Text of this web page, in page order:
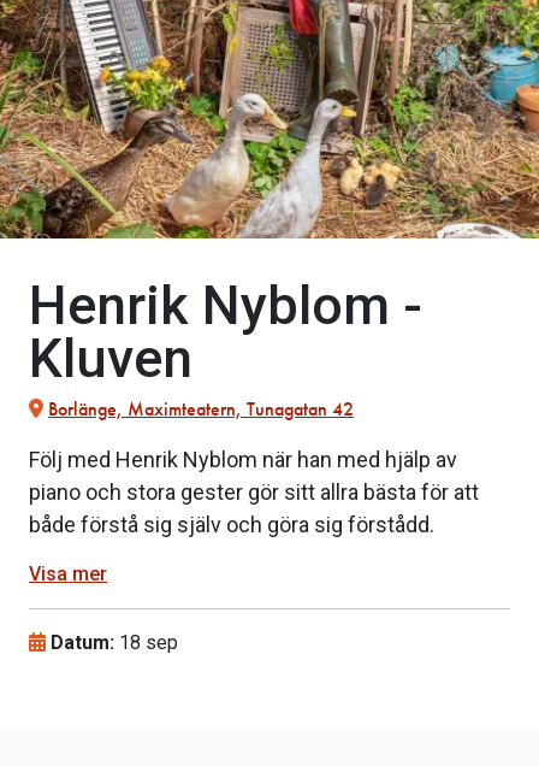
Henrik Nyblom -
Kluven
Borlänge, Maximteatern, Tunagatan 42
Följ med Henrik Nyblom när han med hjälp av
piano och stora gester gör sitt allra bästa för att
både förstå sig själv och göra sig förstådd.
Visa mer
Datum: 18 sep